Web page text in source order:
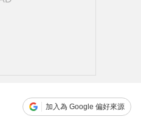
加入為 Google 偏好來源